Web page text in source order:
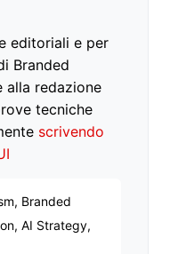
editoriali e per
Branded
alla redazione
tecniche
scrivendo
Branded
AI Strategy,